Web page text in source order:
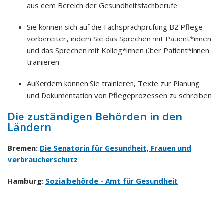
aus dem Bereich der Gesundheitsfachberufe
Sie können sich auf die Fachsprachprüfung B2 Pflege
vorbereiten, indem Sie das Sprechen mit Patient*innen
und das Sprechen mit Kolleg*innen über Patient*innen
trainieren
Außerdem können Sie trainieren, Texte zur Planung
und Dokumentation von Pflegeprozessen zu schreiben
Die zuständigen Behörden in den
Ländern
Bremen: Die Senatorin für Gesundheit, Frauen und
Verbraucherschutz
Hamburg: Sozialbehörde - Amt für Gesundheit